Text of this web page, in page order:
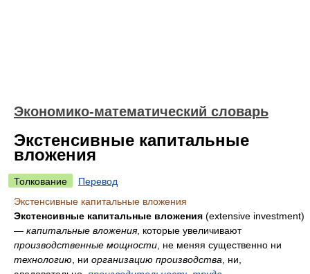
Экономико-математический словарь
Экстенсивные капитальные
вложения
Толкование
Перевод
Экстенсивные капитальные вложения
Экстенсивные капитальные вложения (extensive investment)
— капитальные вложения, которые увеличивают
производственные мощности , не меняя существенно ни
технологию , ни организацию производства , ни,